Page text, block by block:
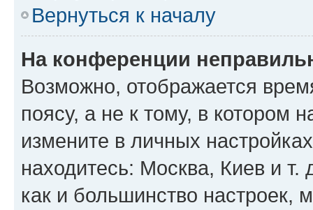
Вернуться к началу
На конференции
Возможно, отображается
поясу, а не к тому, в котором
измените в личных
находитесь: Москва, Киев и т.
как и большинство настроек,